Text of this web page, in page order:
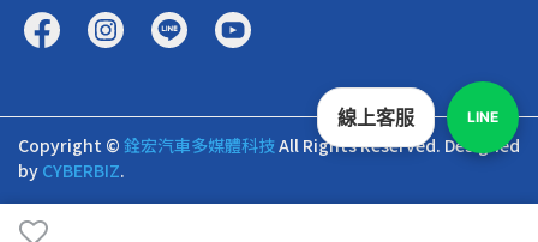
Copyright © 銓宏汽車多媒體科技All Rights Reserved. Designed
by CYBERBIZ.
線上客服 LINE